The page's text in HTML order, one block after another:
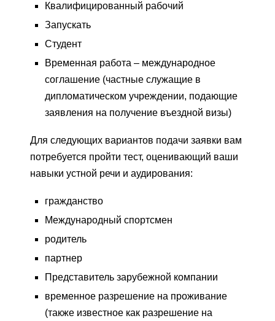
Квалифицированный рабочий
Запускать
Студент
Временная работа – международное
соглашение (частные служащие в
дипломатическом учреждении, подающие
заявления на получение въездной визы)
Для следующих вариантов подачи заявки вам
потребуется пройти тест, оценивающий ваши
навыки устной речи и аудирования:
гражданство
Международный спортсмен
родитель
партнер
Представитель зарубежной компании
временное разрешение на проживание
(также известное как разрешение на